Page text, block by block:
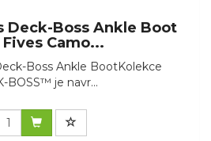
Deck-Boss Ankle Boot
Camo...
Boss Ankle BootKolekce
BOSS™ je navr...